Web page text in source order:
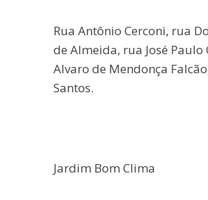
Rua Antônio Cerconi, rua
de Almeida, rua José
Alvaro de Mendonça
Santos.
Jardim Bom Clima